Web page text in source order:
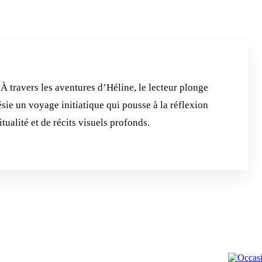
travers les aventures d’Héline, le lecteur plonge
un voyage initiatique qui pousse à la réflexion
et de récits visuels profonds.